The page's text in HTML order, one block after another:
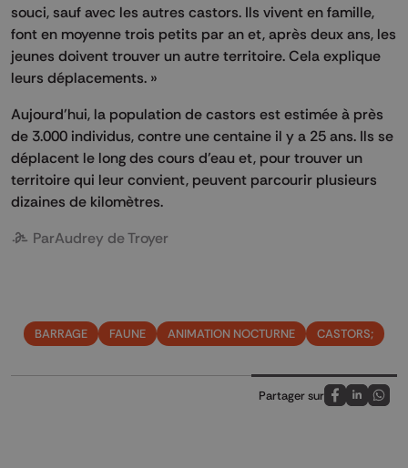
souci, sauf avec les autres castors. Ils vivent en famille,
font en moyenne trois petits par an et, après deux ans, les
jeunes doivent trouver un autre territoire. Cela explique
leurs déplacements. »
Aujourd’hui, la population de castors est estimée à près
de 3.000 individus, contre une centaine il y a 25 ans. Ils se
déplacent le long des cours d’eau et, pour trouver un
territoire qui leur convient, peuvent parcourir plusieurs
dizaines de kilomètres.
ParAudrey de Troyer
BARRAGE FAUNE ANIMATION NOCTURNE CASTORS;
Partager sur
Partagez sur
Partagez